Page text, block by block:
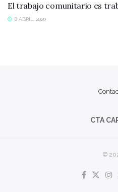
El trabajo comunitario es
8 ABRIL, 2020
CTA
©